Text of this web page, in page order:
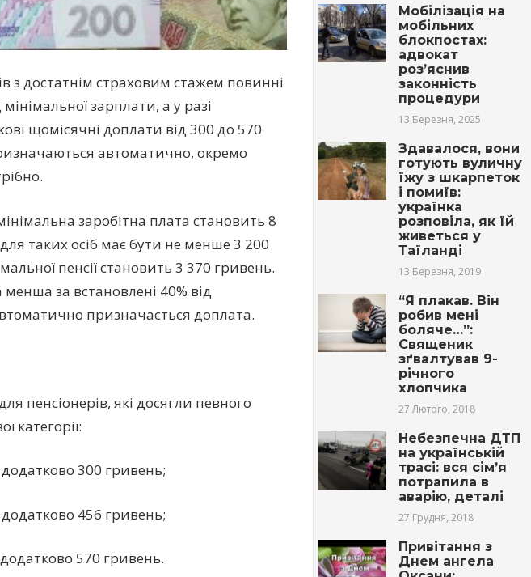
з достатнім страховим стажем повинні
зарплати, а у разі
щомісячні доплати від 300 до 570
автоматично, окремо
заробітна плата становить 8
таких осіб має бути не менше 3 200
пенсії становить 3 370 гривень.
за встановлені 40% від
призначається доплата.
пенсіонерів, які досягли певного
категорії:
300 гривень;
456 гривень;
570 гривень.
Мобілізація на
мобільних
блокпостах:
адвокат
роз’яснив
законність
процедури
13 Березня, 2025
Здавалося, вони
готують вуличну
їжу з шкарпеток
і помиїв:
українка
розповіла, як їй
живеться у
Таїланді
13 Березня, 2019
“Я плакав. Він
робив мені
боляче…”:
Священик
зґвалтував 9-
річного
хлопчика
27 Лютого, 2018
Небезпечна ДТП
на українській
трасі: вся сім’я
потрапила в
аварію, деталі
27 Грудня, 2018
Привітання з
Днем ангела